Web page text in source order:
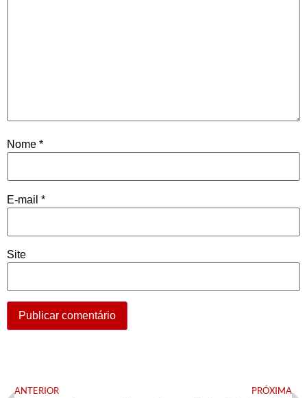
Nome *
E-mail *
Site
ANTERIOR PRÓXIMA